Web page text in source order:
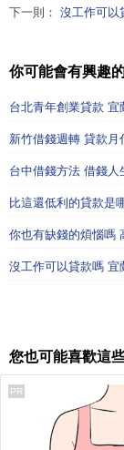
下一則： 沒工作可以
你可能會有興趣
台北青年創業貸款
新竹借錢週轉 貸款
台中借錢方法 借錢
比這還低利的貸款是
你也有缺錢的煩惱嗎
沒工作可以貸款嗎 宜
您也可能喜歡這
PR